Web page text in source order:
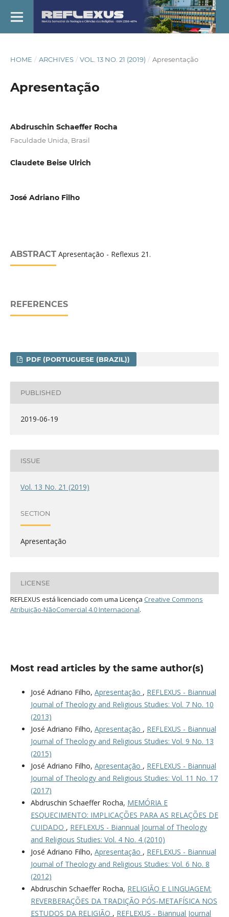
HOME / ARCHIVES / VOL. 13 NO. 21 (2019) / Apresentação
Apresentação
Abdruschin Schaeffer Rocha
Faculdade Unida, Brasil
Claudete Beise Ulrich
José Adriano Filho
ABSTRACTApresentação - Reflexus 21.
REFERENCES
PDF (PORTUGUESE (BRAZIL))
PUBLISHED
2019-06-19
ISSUE
Vol. 13 No. 21 (2019)
SECTION
Apresentação
LICENSE
REFLEXUS está licenciado com uma Licença Creative Commons
Atribuição-NãoComercial 4.0 Internacional.
Most read articles by the same author(s)
José Adriano Filho, Apresentação , REFLEXUS - Biannual
Journal of Theology and Religious Studies: Vol. 7 No. 10
(2013)
José Adriano Filho, Apresentação , REFLEXUS - Biannual
Journal of Theology and Religious Studies: Vol. 9 No. 13
(2015)
José Adriano Filho, Apresentação , REFLEXUS - Biannual
Journal of Theology and Religious Studies: Vol. 11 No. 17
(2017)
Abdruschin Schaeffer Rocha, MEMÓRIA E
ESQUECIMENTO: IMPLICAÇÕES PARA AS RELAÇÕES DE
CUIDADO , REFLEXUS - Biannual Journal of Theology
and Religious Studies: Vol. 4 No. 4 (2010)
José Adriano Filho, Apresentação , REFLEXUS - Biannual
Journal of Theology and Religious Studies: Vol. 6 No. 8
(2012)
Abdruschin Schaeffer Rocha, RELIGIÃO E LINGUAGEM:
REVERBERAÇÕES DA TRADIÇÃO PÓS-METAFÍSICA NOS
ESTUDOS DA RELIGIÃO , REFLEXUS - Biannual Journal